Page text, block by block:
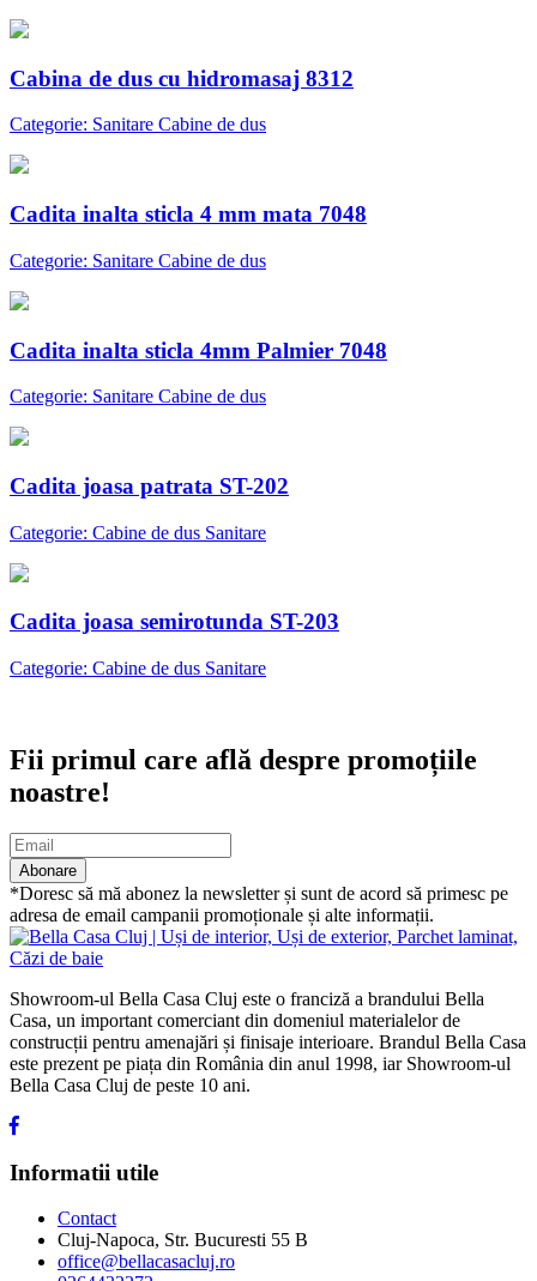
Cabina de dus cu hidromasaj 8312
Categorie: Sanitare Cabine de dus
Cadita inalta sticla 4 mm mata 7048
Categorie: Sanitare Cabine de dus
Cadita inalta sticla 4mm Palmier 7048
Categorie: Sanitare Cabine de dus
Cadita joasa patrata ST-202
Categorie: Cabine de dus Sanitare
Cadita joasa semirotunda ST-203
Categorie: Cabine de dus Sanitare
Fii primul care află despre promoțiile
noastre!
Abonare
*Doresc să mă abonez la newsletter și sunt de acord să primesc pe
adresa de email campanii promoționale și alte informații.
Showroom-ul Bella Casa Cluj este o franciză a brandului Bella
Casa, un important comerciant din domeniul materialelor de
construcții pentru amenajări și finisaje interioare. Brandul Bella Casa
este prezent pe piața din România din anul 1998, iar Showroom-ul
Bella Casa Cluj de peste 10 ani.
Informatii utile
Contact
Cluj-Napoca, Str. Bucuresti 55 B
office@bellacasacluj.ro